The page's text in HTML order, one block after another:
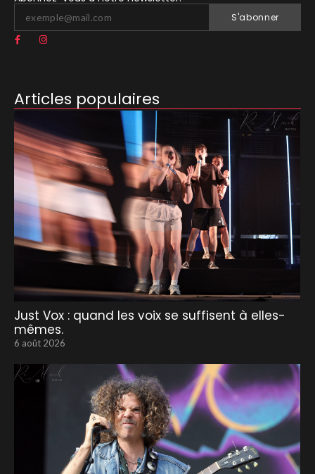
S'abonner
Articles populaires
Just Vox : quand les voix se suffisent à elles-
mêmes.
6 août 2026